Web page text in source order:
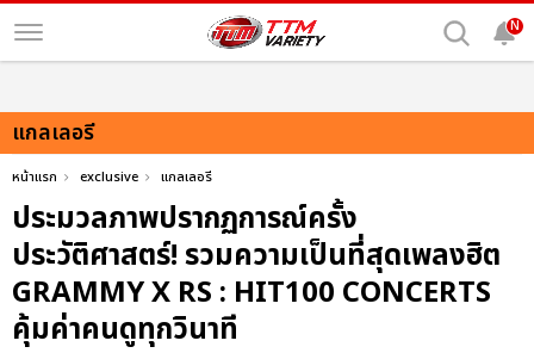
N
แกลเลอรี
หน้าแรก exclusive แกลเลอรี
ประมวลภาพปรากฏการณ์ครั้ง
ประวัติศาสตร์! รวมความเป็นที่สุดเพลงฮิต
GRAMMY X RS : HIT100 CONCERTS
คุ้มค่าคนดูทุกวินาที